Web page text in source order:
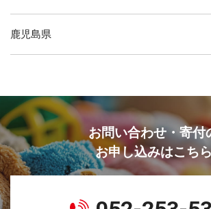
鹿児島県
お問い合わせ・寄付
お申し込みはこち